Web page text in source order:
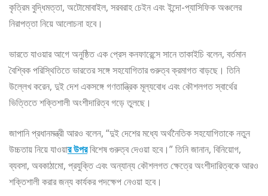
কৃত্রিম বুদ্ধিমত্তা, অটোমোবাইল, সরবরাহ চেইন এবং ইন্দো-প্যাসিফিক অঞ্চলের
নিরাপত্তা নিয়ে আলোচনা হবে।
ভারতে যাওয়ার আগে অনুষ্ঠিত এক প্রেস কনফারেন্সে সানে তাকাইচি বলেন, বর্তমান
বৈশ্বিক পরিস্থিতিতে ভারতের সঙ্গে সহযোগিতার গুরুত্ব ক্রমাগত বাড়ছে। তিনি
উল্লেখ করেন, দুই দেশ একসঙ্গে গণতান্ত্রিক মূল্যবোধ এবং কৌশলগত স্বার্থের
ভিত্তিতে শক্তিশালী অংশীদারিত্ব গড়ে তুলছে।
জাপানি প্রধানমন্ত্রী আরও বলেন, “দুই দেশের মধ্যে অর্থনৈতিক সহযোগিতাকে নতুন
উচ্চতায় নিয়ে যাওয়ার উপরবিশেষ গুরুত্ব দেওয়া হবে।” তিনি জানান, বিনিয়োগ,
ব্যবসা, অবকাঠামো, প্রযুক্তি এবং অন্যান্য কৌশলগত ক্ষেত্রে অংশীদারিত্বকে আরও
শক্তিশালী করার জন্য কার্যকর পদক্ষেপ নেওয়া হবে।